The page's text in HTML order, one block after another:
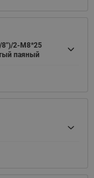
8")/2-M8*25
паяный